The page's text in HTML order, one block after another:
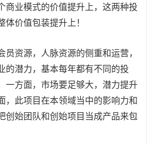
商业模式的价值提升上，这两种投
价值包装提升上！
员资源，人脉资源的侧重和运营，
的潜力，基本每年都有不同的投
一方面，市场要足够大，潜力提升
，此项目在本领域当中的影响力和
创始团队和创始项目当成产品来包